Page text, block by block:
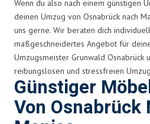
Wenn du also nach einem günstigen
deinen Umzug von Osnabrück nach
uns gerne. Wir beraten dich
maßgeschneidertes Angebot für
Umzugsmeister Grunwald Osnabrück
reibungslosen und stressfreien
Günstiger
Von Osnabrück